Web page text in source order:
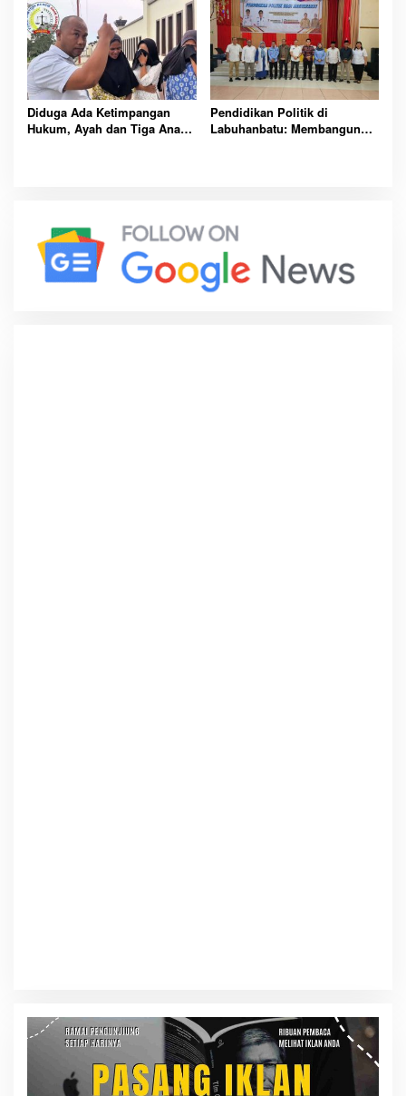
Karbon Berkelanjutan
Diduga Ada Ketimpangan
Hukum, Ayah dan Tiga Anak
Pendidikan Politik di
Labuhanbatu: Membangun